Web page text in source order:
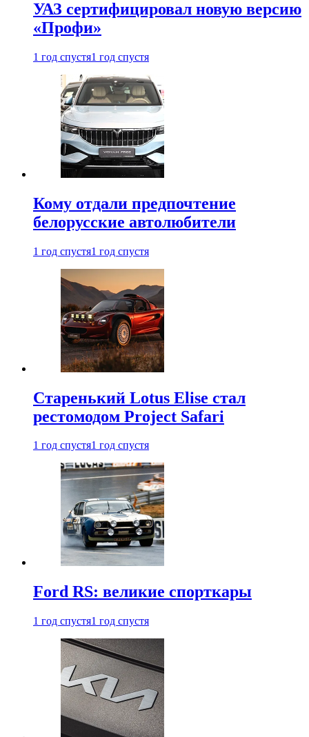
УАЗ сертифицировал новую версию
«Профи»
1 год спустя1 год спустя
Кому отдали предпочтение
белорусские автолюбители
1 год спустя1 год спустя
Старенький Lotus Elise стал
рестомодом Project Safari
1 год спустя1 год спустя
Ford RS: великие спорткары
1 год спустя1 год спустя